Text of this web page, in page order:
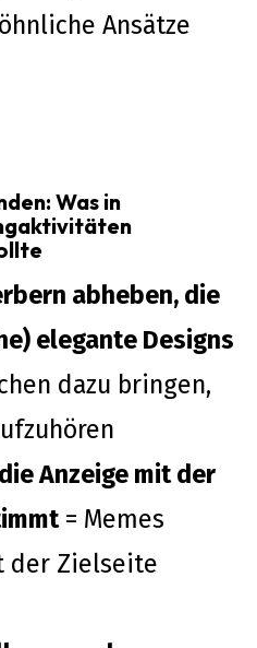
Ansätze
Was in
abheben, die
elegante Designs
dazu bringen,
Anzeige mit der
= Memes
der Zielseite